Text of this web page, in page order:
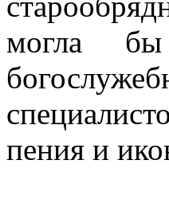
могла бы
пения и